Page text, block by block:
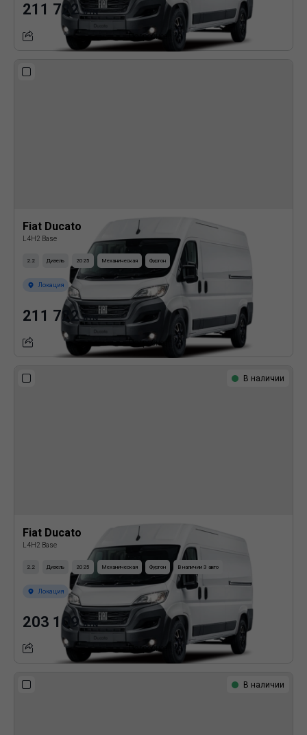
211 722 BYN
Подробнее
Fiat Ducato
L4H2 Base
2.2 Дизель 2025 Механическая Фургон
Локация
211 722 BYN
Подробнее
В наличии
Fiat Ducato
L4H2 Base
2.2 Дизель 2025 Механическая Фургон В наличии 3 авто
Локация
203 109 BYN
Подробнее
В наличии